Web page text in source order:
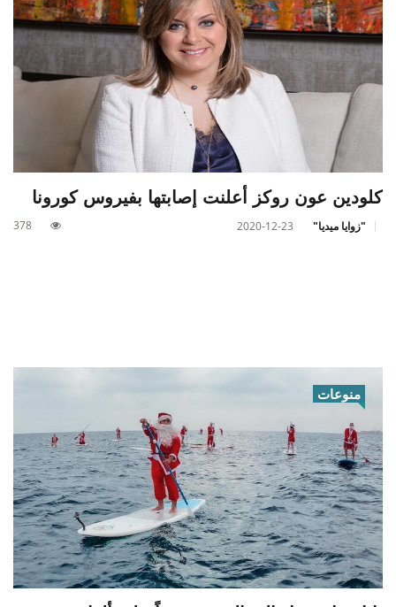
كلودين عون روكز أعلنت إصابتها بفيروس كورونا
"زوايا ميديا" 2020-12-23
378
منوعات